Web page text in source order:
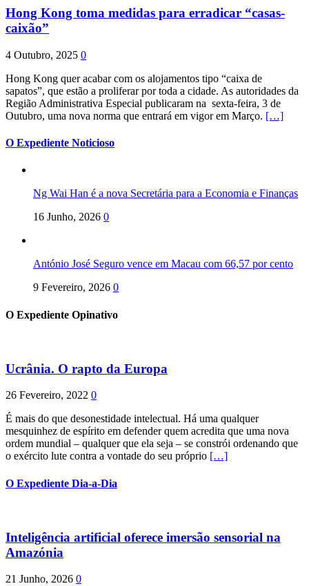
Hong Kong toma medidas para erradicar “casas-
caixão”
4 Outubro, 2025 0
Hong Kong quer acabar com os alojamentos tipo “caixa de
sapatos”, que estão a proliferar por toda a cidade. As autoridades da
Região Administrativa Especial publicaram na sexta-feira, 3 de
Outubro, uma nova norma que entrará em vigor em Março. […]
O Expediente Noticioso
Ng Wai Han é a nova Secretária para a Economia e Finanças
16 Junho, 2026 0
António José Seguro vence em Macau com 66,57 por cento
9 Fevereiro, 2026 0
O Expediente Opinativo
Ucrânia. O rapto da Europa
26 Fevereiro, 2022 0
É mais do que desonestidade intelectual. Há uma qualquer
mesquinhez de espírito em defender quem acredita que uma nova
ordem mundial – qualquer que ela seja – se constrói ordenando que
o exército lute contra a vontade do seu próprio […]
O Expediente Dia-a-Dia
Inteligência artificial oferece imersão sensorial na
Amazónia
21 Junho, 2026 0